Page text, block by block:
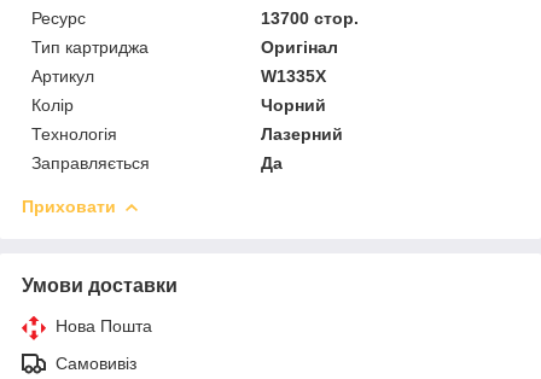
Ресурс
13700 стор.
Тип картриджа
Оригінал
Артикул
W1335X
Колір
Чорний
Технологія
Лазерний
Заправляється
Да
Приховати
Умови доставки
Нова Пошта
Самовивіз